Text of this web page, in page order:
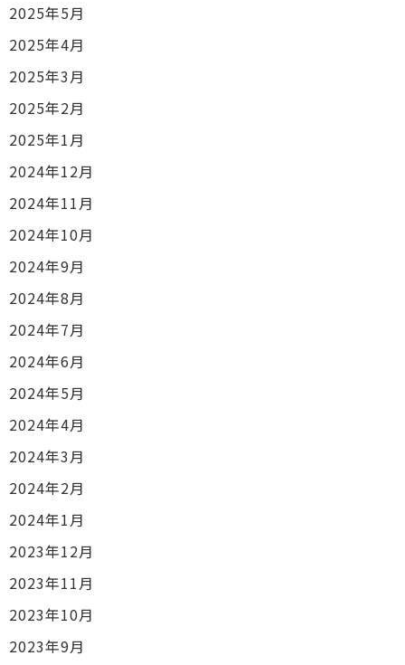
2025年5月
2025年4月
2025年3月
2025年2月
2025年1月
2024年12月
2024年11月
2024年10月
2024年9月
2024年8月
2024年7月
2024年6月
2024年5月
2024年4月
2024年3月
2024年2月
2024年1月
2023年12月
2023年11月
2023年10月
2023年9月